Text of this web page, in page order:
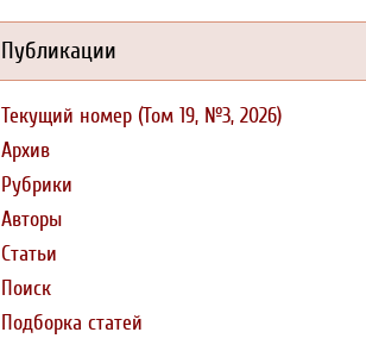
Публикации
Текущий номер (Том 19, №3, 2026)
Архив
Рубрики
Авторы
Статьи
Поиск
Подборка статей